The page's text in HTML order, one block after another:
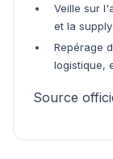
Veille sur
et la
Repérage
logistique,
Source